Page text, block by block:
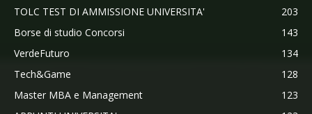
TOLC TEST DI AMMISSIONE UNIVERSITA'
203
Borse di studio Concorsi
143
VerdeFuturo
134
Tech&Game
128
Master MBA e Management
123